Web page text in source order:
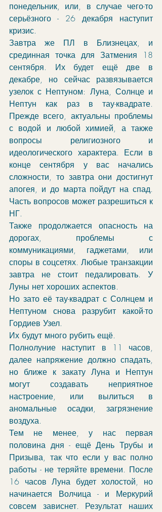
понедельник, или, в случае чего-то
серьёзного - 26 декабря наступит
кризис.
Завтра же ПЛ в Близнецах, и
срединная точка для Затмения 18
сентября. Их будет ещё две в
декабре, но сейчас развязывается
узелок с Нептуном: Луна, Солнце и
Нептун как раз в тау-квадрате.
Прежде всего, актуальны проблемы
с водой и любой химией, а также
вопросы религиозного и
идеологического характера. Если в
конце сентября у вас начались
сложности, то завтра они достигнут
апогея, и до марта пойдут на спад.
Часть вопросов может разрешиться к
НГ.
Также продолжается опасность на
дорогах, проблемы с
коммуникациями, гаджетами, или
споры в соцсетях. Любые транзакции
завтра не стоит педалировать. У
Луны нет хороших аспектов.
Но зато её тау-квадрат с Солнцем и
Нептуном снова разрубит какой-то
Гордиев Узел.
Их будут много рубить ещё.
Полнолуние наступит в 11 часов,
далее напряжение должно спадать,
но ближе к закату Луна и Нептун
могут создавать неприятное
настроение, или вылиться в
аномальные осадки, загрязнение
воздуха.
Тем не менее, у нас первая
половина дня - ещё День Трубы и
Призыва, так что если у вас полно
работы - не теряйте времени. После
16 часов Луна будет холостой, но
начинается Волчица - и Меркурий
совсем зависнет. Результат наших